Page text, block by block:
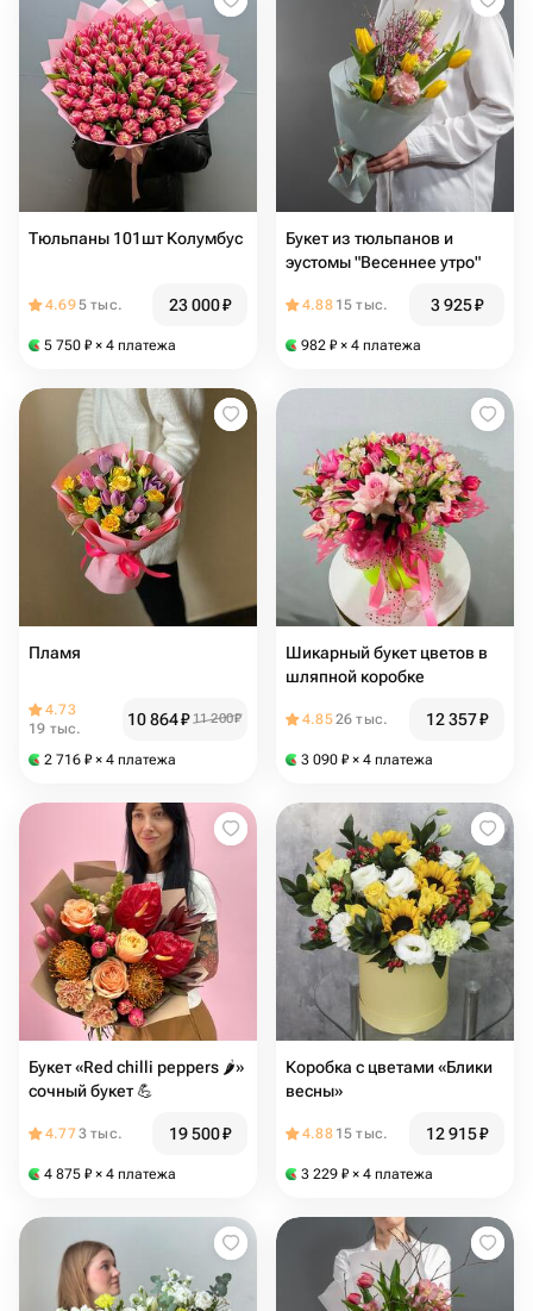
Тюльпаны 101шт Колумбус
4.695 тыс. 23 000₽
5 750 ₽ × 4 платежа
Букет из тюльпанов и
эустомы "Весеннее утро"
4.88 15 тыс. 3 925₽
982 ₽ × 4 платежа
Пламя
4.73
19 тыс.
10 864₽ 11 200₽
2 716 ₽ × 4 платежа
Шикарный букет цветов в
шляпной коробке
4.8526 тыс. 12 357₽
3 090 ₽ × 4 платежа
Букет «Red chilli peppers 🌶️»️
сочный букет 💪
4.773 тыс. 19 500₽
4 875 ₽ × 4 платежа
Коробка с цветами «Блики
весны»
4.88 15 тыс. 12 915₽
3 229 ₽ × 4 платежа